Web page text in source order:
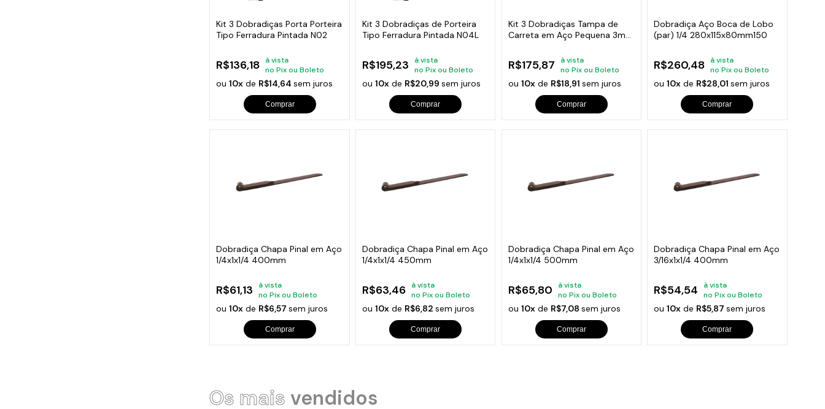
Kit 3 Dobradiças Porta Porteira
Tipo Ferradura Pintada N02
R$136,18
à vista
no Pix ou Boleto
ou10x de R$14,64sem juros
Comprar
Kit 3 Dobradiças de Porteira
Tipo Ferradura Pintada N04L
R$195,23
à vista
no Pix ou Boleto
ou10x de R$20,99sem juros
Comprar
Kit 3 Dobradiças Tampa de
Carreta em Aço Pequena 3mm
R$175,87
à vista
no Pix ou Boleto
ou 10xde R$18,91 sem juros
Comprar
Dobradiça Aço Boca de Lobo
(par) 1/4 280x115x80mm150
R$260,48
à vista
no Pix ou Boleto
ou10x de R$28,01sem juros
Comprar
Dobradiça Chapa Pinal em Aço
1/4x1x1/4 400mm
R$61,13
à vista
no Pix ou Boleto
ou10x de R$6,57sem juros
Comprar
Dobradiça Chapa Pinal em Aço
1/4x1x1/4 450mm
R$63,46
à vista
no Pix ou Boleto
ou10x de R$6,82sem juros
Comprar
Dobradiça Chapa Pinal em Aço
1/4x1x1/4 500mm
R$65,80
à vista
no Pix ou Boleto
ou 10xde R$7,08 sem juros
Comprar
Dobradiça Chapa Pinal em Aço
3/16x1x1/4 400mm
R$54,54
à vista
no Pix ou Boleto
ou10x de R$5,87sem juros
Comprar
Os mais vendidos